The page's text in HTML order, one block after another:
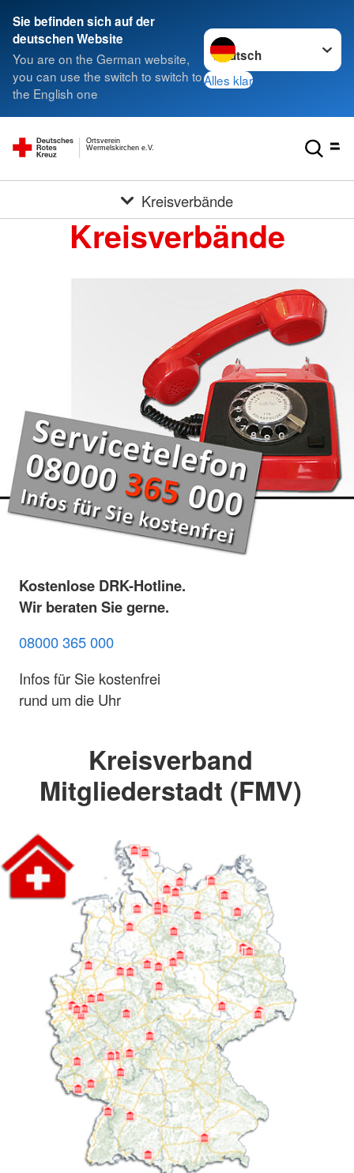
Sie befinden sich auf der
deutschen Website
You are on the German website,
you can use the switch to switch to
the English one
Sprache wechseln zu
Alles klar
Wermelskirchen e.V.
Ortsverein
Kreisverbände
Kreisverbände
Kostenlose DRK-Hotline.
Wir beraten Sie gerne.
08000 365 000
Infos für Sie kostenfrei
rund um die Uhr
Kreisverband
Mitgliederstadt (FMV)